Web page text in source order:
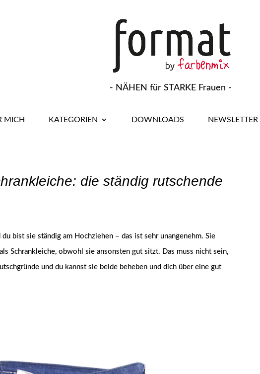
- NÄHEN für STARKE Frauen -
MICH KATEGORIEN DOWNLOADS NEWSLETTER
die ständig rutschende
bist sie ständig am Hochziehen – das ist sehr unangenehm. Sie
Schrankleiche, obwohl sie ansonsten gut sitzt. Das muss nicht sein,
und du kannst sie beide beheben und dich über eine gut